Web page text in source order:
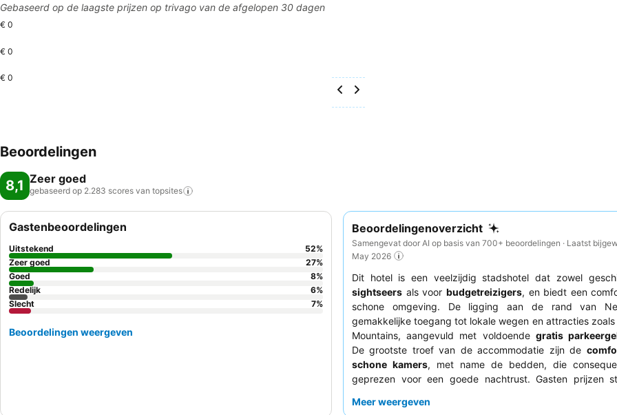
Gebaseerd op de laagste prijzen op trivago van de afgelopen 30 dagen
€ 0
€ 0
€ 0
Beoordelingen
8,1 Zeer goed
gebaseerd op 2.283 scores van topsites
Beoordelingenoverzicht
Samengevat door AI op basis van 700+ beoordelingen · Laatst
May 2026
Dit hotel is een veelzijdig stadshotel dat zowel
sightseers als voor budgetreizigers, en biedt een
schone omgeving. De ligging aan de rand van
gemakkelijke toegang tot lokale wegen en attracties zoals
Mountains, aangevuld met voldoende gratis
De grootste troef van de accommodatie zijn de
schone kamers, met name de bedden, die
geprezen voor een goede nachtrust. Gasten prijzen
ontbijten debarmaaltijden
Meer weergeven
Gastenbeoordelingen
Uitstekend 52%
Zeer goed
27%
Goed
8%
Redelijk
6%
Slecht
7%
Beoordelingen weergeven